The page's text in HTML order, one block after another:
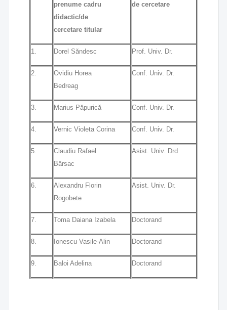
prenume cadru
didactic/de
cercetare titular
de cercetare
1. Dorel Săndesc Prof. Univ. Dr.
2.
Ovidiu Horea
Bedreag
Conf. Univ. Dr.
3. Marius Păpurică Conf. Univ. Dr.
4. Vernic Violeta Corina Conf. Univ. Dr.
5.
Claudiu Rafael
Bârsac
Asist. Univ. Drd
6.
Alexandru Florin
Rogobete
Asist. Univ. Dr.
7. Toma Daiana Izabela Doctorand
8. Ionescu Vasile-Alin Doctorand
9. Baloi Adelina Doctorand